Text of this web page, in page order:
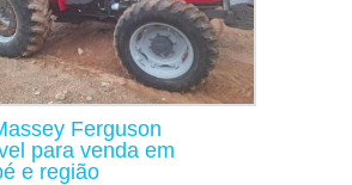
Ferguson
para venda em
e região